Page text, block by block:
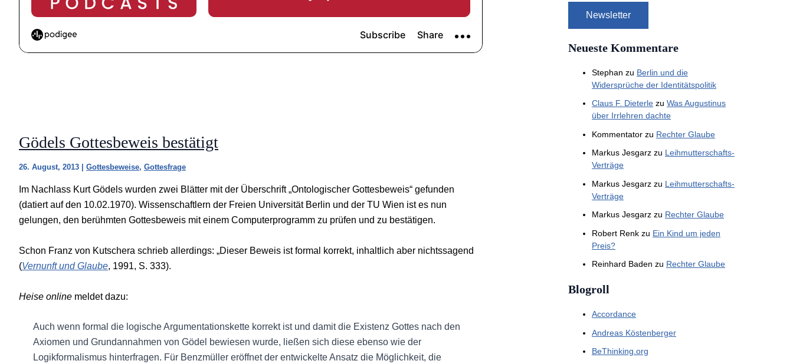
Gödels Gottesbeweis bestätigt
26. August, 2013 Gottesbeweise, Gottesfrage
Im Nachlass Kurt Gödels wurden zwei Blätter mit der Überschrift „Ontologischer Gottesbeweis“ gefunden
(datiert auf den 10.02.1970). Wissenschaftlern der Freien Universität Berlin und der TU Wien ist es nun
gelungen, den berühmten Gottesbeweis mit einem Computerprogramm zu prüfen und zu bestätigen.
Schon Franz von Kutschera schrieb allerdings: „Dieser Beweis ist formal korrekt, inhaltlich aber nichtssagend
(Vernunft und Glaube, 1991, S. 333).
Heise online meldet dazu:
Auch wenn formal die logische Argumentationskette korrekt ist und damit die Existenz Gottes nach den
Axiomen und Grundannahmen von Gödel bewiesen wurde, ließen sich diese ebenso wie der
Logikformalismus hinterfragen. Für Benzmüller eröffnet der entwickelte Ansatz die Möglichkeit, die
Neueste Kommentare
Stephan zu Berlin und die
Widersprüche der Identitätspolitik
Claus F. Dieterle zu Was Augustinus
über Irrlehren dachte
Kommentator zu Rechter Glaube
Markus Jesgarz zu Leihmutterschafts-
Verträge
Markus Jesgarz zu Leihmutterschafts-
Verträge
Markus Jesgarz zu Rechter Glaube
Robert Renk zu Ein Kind um jeden
Preis?
Reinhard Baden zu Rechter Glaube
Blogroll
Accordance
Andreas Köstenberger
BeThinking.org